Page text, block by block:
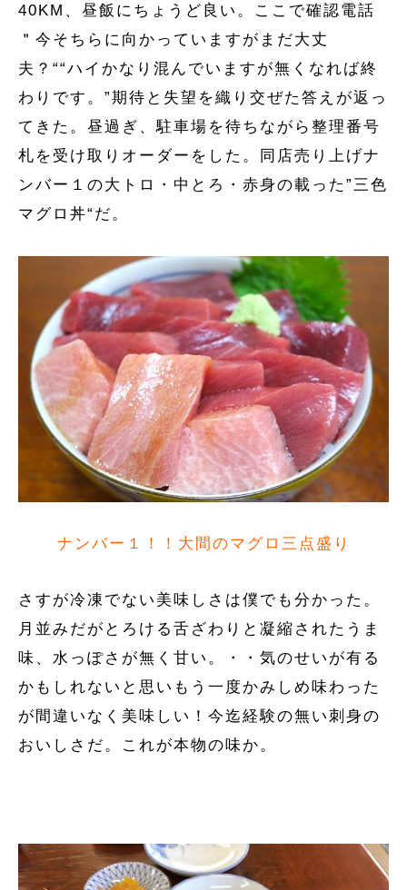
40KM、昼飯にちょうど良い。ここで確認電話
＂今そちらに向かっていますがまだ大丈
夫？““ハイかなり混んでいますが無くなれば終
わりです。”期待と失望を織り交ぜた答えが返っ
てきた。昼過ぎ、駐車場を待ちながら整理番号
札を受け取りオーダーをした。同店売り上げナ
ンバー１の大トロ・中とろ・赤身の載った”三色
マグロ丼“だ。
ナンバー１！！大間のマグロ三点盛り
さすが冷凍でない美味しさは僕でも分かった。
月並みだがとろける舌ざわりと凝縮されたうま
味、水っぽさが無く甘い。・・気のせいが有る
かもしれないと思いもう一度かみしめ味わった
が間違いなく美味しい！今迄経験の無い刺身の
おいしさだ。これが本物の味か。